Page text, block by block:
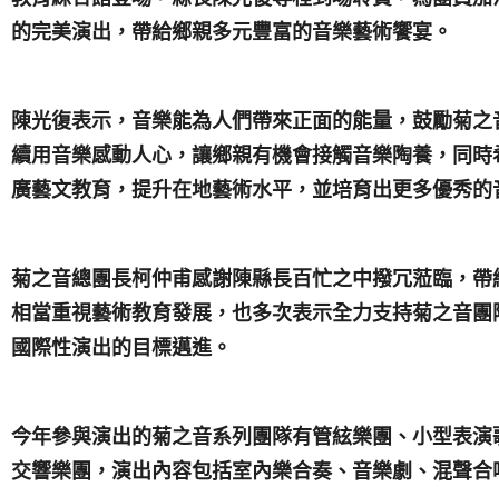
的完美演出，帶給鄉親多元豐富的音樂藝術饗宴。
陳光復表示，音樂能為人們帶來正面的能量，鼓勵菊
續用音樂感動人心，讓鄉親有機會接觸音樂陶養，同
廣藝文教育，提升在地藝術水平，並培育出更多優秀的
菊之音總團長柯仲甫感謝陳縣長百忙之中撥冗蒞臨，
相當重視藝術教育發展，也多次表示全力支持菊之音
國際性演出的目標邁進。
今年參與演出的菊之音系列團隊有管絃樂團、小型表
交響樂團，演出內容包括室內樂合奏、音樂劇、混聲